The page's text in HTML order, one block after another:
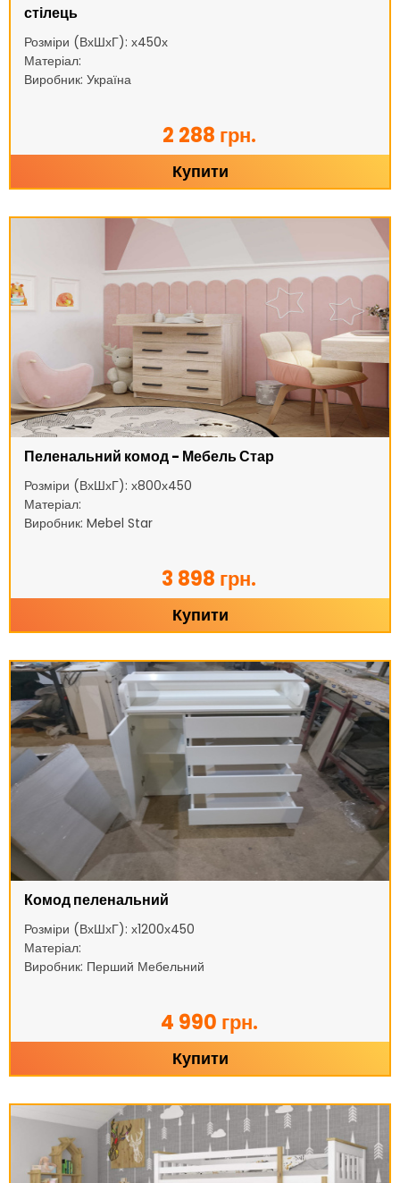
стілець
Розміри (ВхШхГ): х450х
Матеріал:
Виробник: Україна
2 288 грн.
Купити
Пеленальний комод - Мебель Стар
Розміри (ВхШхГ): х800х450
Матеріал:
Виробник: Mebel Star
3 898 грн.
Купити
Комод пеленальний
Розміри (ВхШхГ): х1200х450
Матеріал:
Виробник: Перший Мебельний
4 990 грн.
Купити